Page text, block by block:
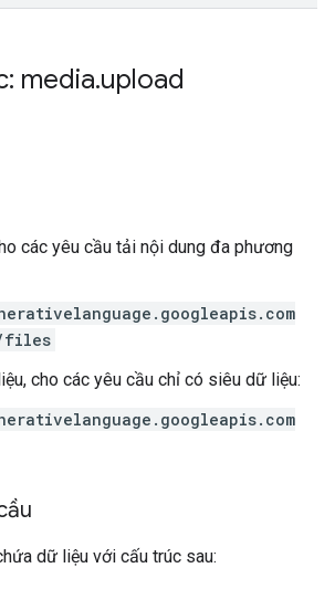
media.upload
các yêu cầu tải nội dung đa phương
files
cho các yêu cầu chỉ có siêu dữ liệu:
dữ liệu với cấu trúc sau: